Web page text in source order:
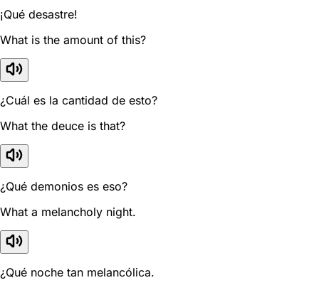
¡Qué desastre!
What is the amount of this?
¿Cuál es la cantidad de esto?
What the deuce is that?
¿Qué demonios es eso?
What a melancholy night.
¿Qué noche tan melancólica.